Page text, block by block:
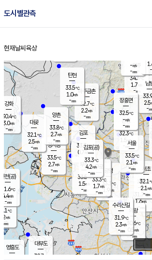
도시별관측
홈
현재날씨 육상
의도
℃
m/s
mm
영흥도
양주
34.3℃
1.7
-mm
과천
31.7℃
1.6m/s
- mm
대부도
30.7
경서동
33.5℃
2.7m/s
-mm
파주금촌
32.7℃
2.2m/s
-mm
대곶
32.1℃
2.5m/s
-mm
탄현
33.5℃
1.0m/s
-mm
의왕
30.6℃
0.5m/s
-mm
김포
33.3℃
0.7 m/s
mm
광명
33.3 ℃
1.9 m/s
-mm
부천
33.5℃
1.5m/s
-mm
양촌
33.8℃
2.7m/s
-mm
구로
33.3℃
1.7m/s
-mm
은평
32.3℃
1.5 m/s
- mm
서초
32.1
2.1 m/s
-mm
남
33.9
2.5
-
수리산길
31.9℃
2.3m/s
-mm
장흥면
32.5℃
-m/s
-mm
-m/s
-mm
강화
30.4℃
3.0m/s
-mm
인천(공)
31.6℃
4.4m/s
-mm
김포(공)
33.3℃
4.2m/s
-mm
서울
33.5℃
2.1 m/s
-mm
-